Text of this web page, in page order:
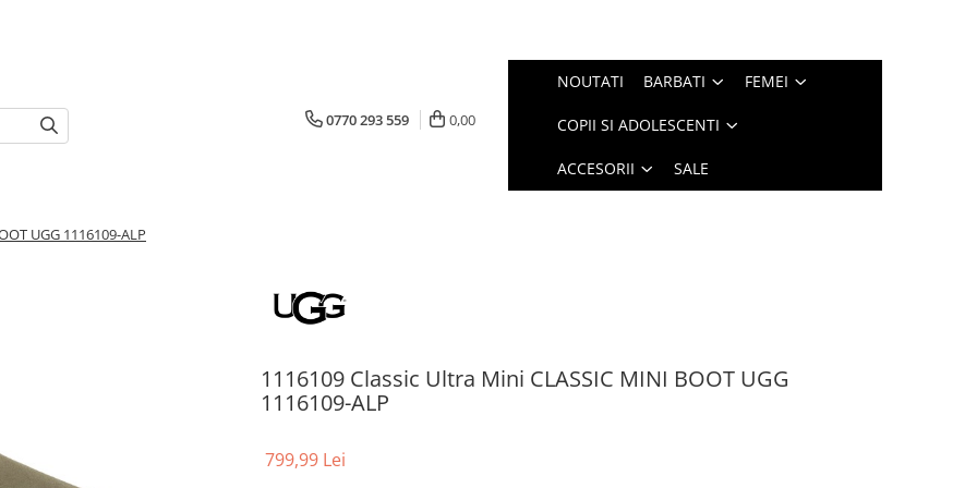
0770 293 559 0,00
NOUTATI BARBATI FEMEI
COPII SI ADOLESCENTI
ACCESORII SALE
UGG 1116109-ALP
1116109 Classic Ultra Mini CLASSIC MINI BOOT UGG
1116109-ALP
799,99 Lei